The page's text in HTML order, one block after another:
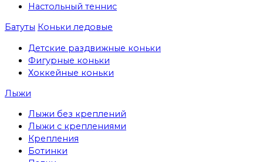
Настольный теннис
Батуты Коньки ледовые
Детские раздвижные коньки
Фигурные коньки
Хоккейные коньки
Лыжи
Лыжи без креплений
Лыжи с креплениями
Крепления
Ботинки